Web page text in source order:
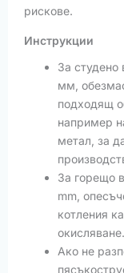
рискове.
Инструкции
За студено
мм,
подходящ
например
метал, за
За горещо
mm,
котления
окисляване.
Ако не